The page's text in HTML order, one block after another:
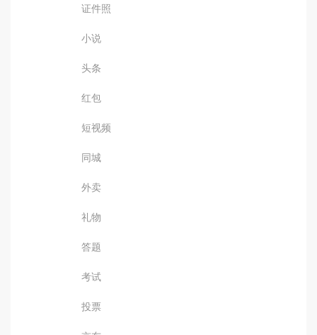
证件照
小说
头条
红包
短视频
同城
外卖
礼物
答题
考试
投票